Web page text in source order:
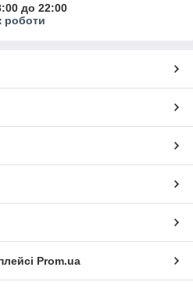
до 22:00
роботи
Prom.ua